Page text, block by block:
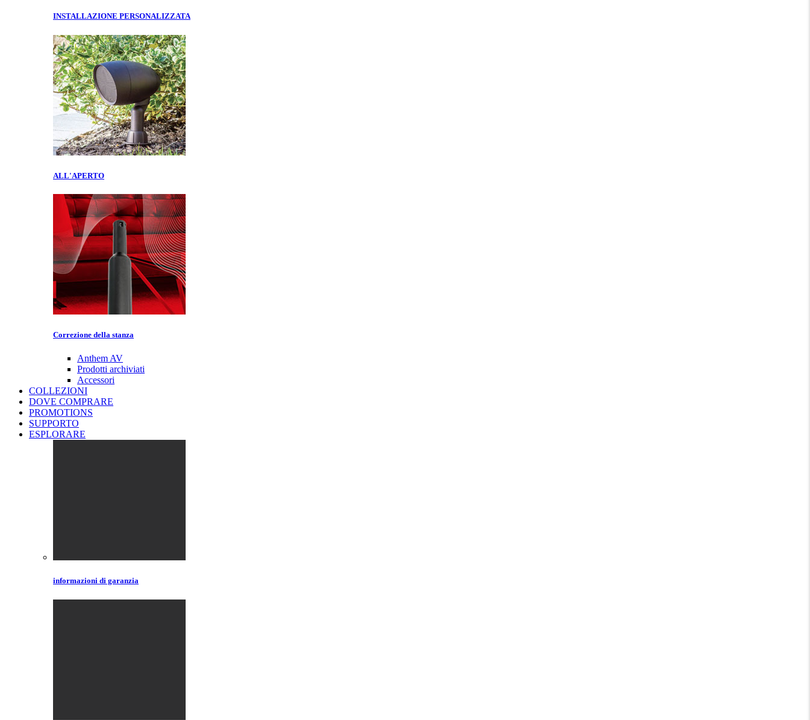
INSTALLAZIONE PERSONALIZZATA
ALL'APERTO
Correzione della stanza
Anthem AV
Prodotti archiviati
Accessori
COLLEZIONI
DOVE COMPRARE
PROMOTIONS
SUPPORTO
ESPLORARE
informazioni di garanzia